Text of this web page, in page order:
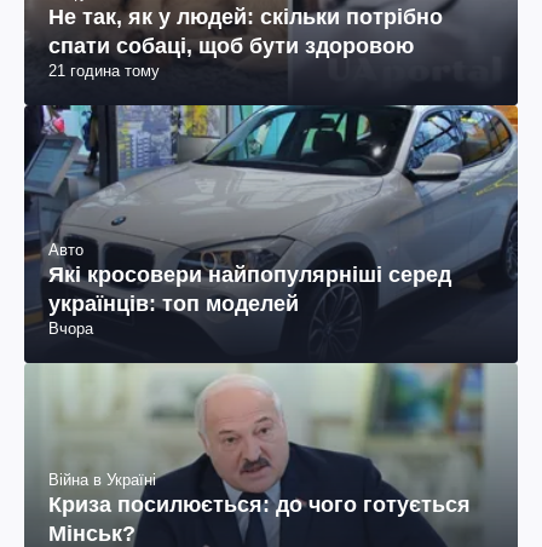
Не так, як у людей: скільки потрібно
спати собаці, щоб бути здоровою
21 година тому
Авто
Які кросовери найпопулярніші серед
українців: топ моделей
Вчора
Війна в Україні
Криза посилюється: до чого готується
Мінськ?